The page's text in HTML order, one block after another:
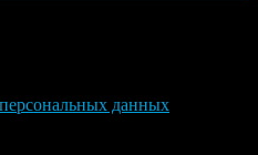
данных